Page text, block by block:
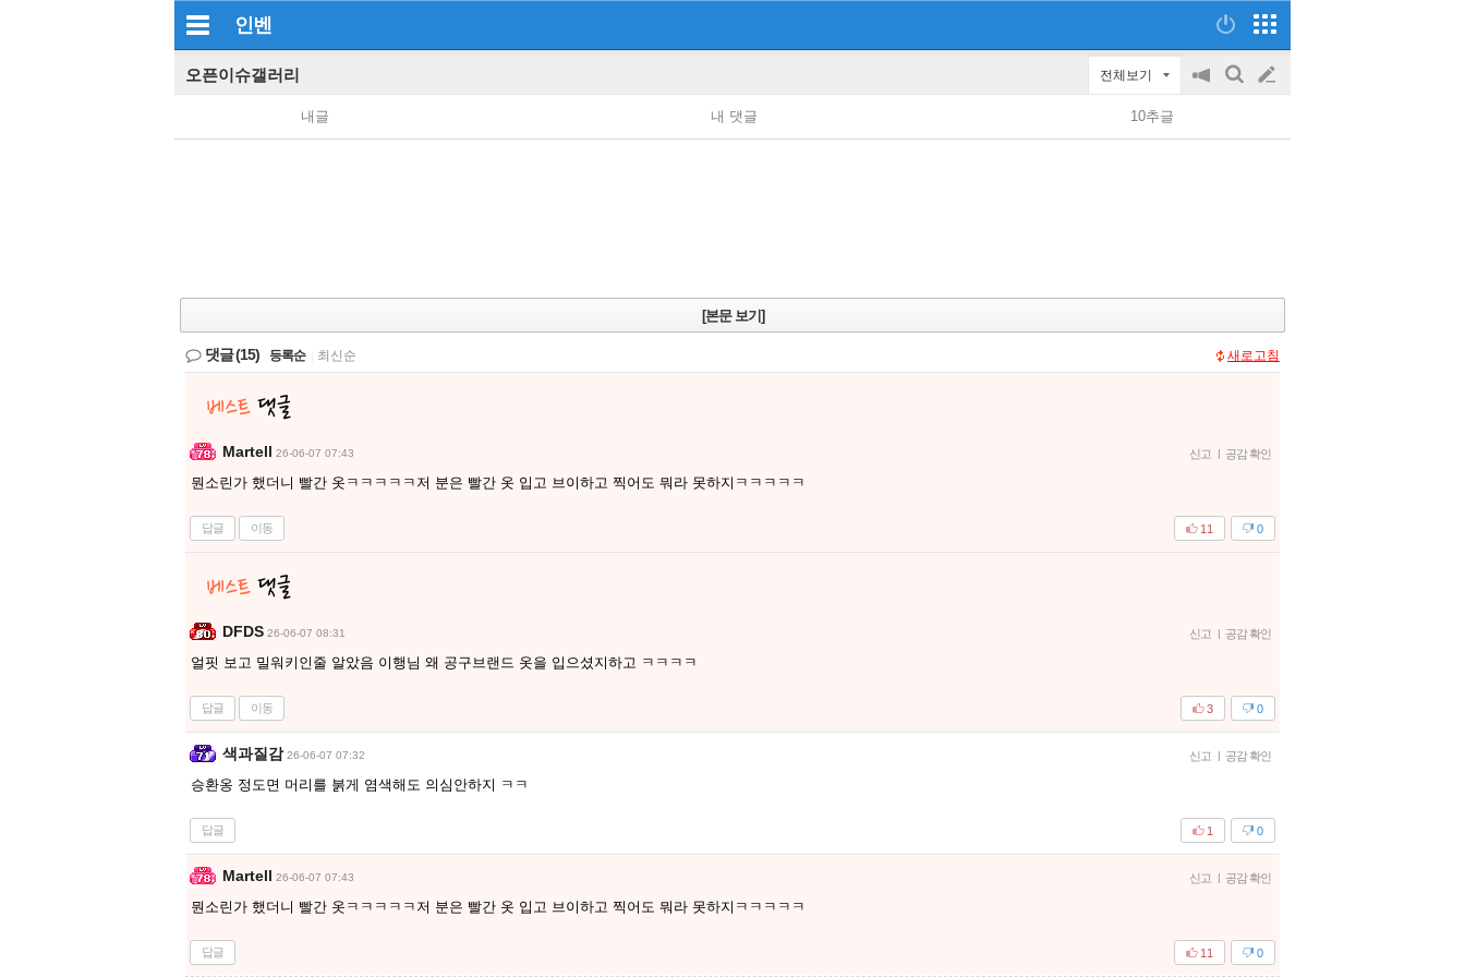
인벤
오픈이슈갤러리 전체보기
공
on/off
검
글
쓰
내글 내 댓글 10추글
[본문 보기]
댓글(15) 등록순 최신순 새로고침
Martell 26-06-07 07:43 신고 | 공감 확인
뭔소린가 했더니 빨간 옷ㅋㅋㅋㅋㅋ저 분은 빨간 옷 입고 브이하고 찍어도 뭐라 못하지ㅋㅋㅋㅋㅋ
답글 이동 0
11
DFDS 26-06-07 08:31 신고 | 공감 확인
얼핏 보고 밀워키인줄 알았음 이행님 왜 공구브랜드 옷을 입으셨지하고 ㅋㅋㅋㅋ
답글 이동 0
3
색과질감 26-06-07 07:32 신고 | 공감 확인
승환옹 정도면 머리를 붉게 염색해도 의심안하지 ㅋㅋ
답글 0
1
Martell 26-06-07 07:43 신고 | 공감 확인
뭔소린가 했더니 빨간 옷ㅋㅋㅋㅋㅋ저 분은 빨간 옷 입고 브이하고 찍어도 뭐라 못하지ㅋㅋㅋㅋㅋ
답글 0
11